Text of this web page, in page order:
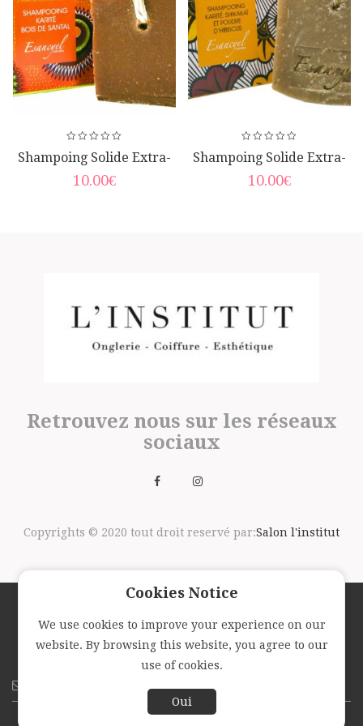
Shampoing Solide Extra-
Doux Au Beurre De Karité
10.00€
Shampoing Solide Extra-
Doux Au Beurre De
10.00€
Retrouvez nous sur les réseaux
sociaux
Copyrights © 2020 tout droit reservé par:Salon l'institut
Suivez nous avec la newsletter
Cookies Notice
We use cookies to improve your experience on our
website. By browsing this website, you agree to our
use of cookies.
Oui